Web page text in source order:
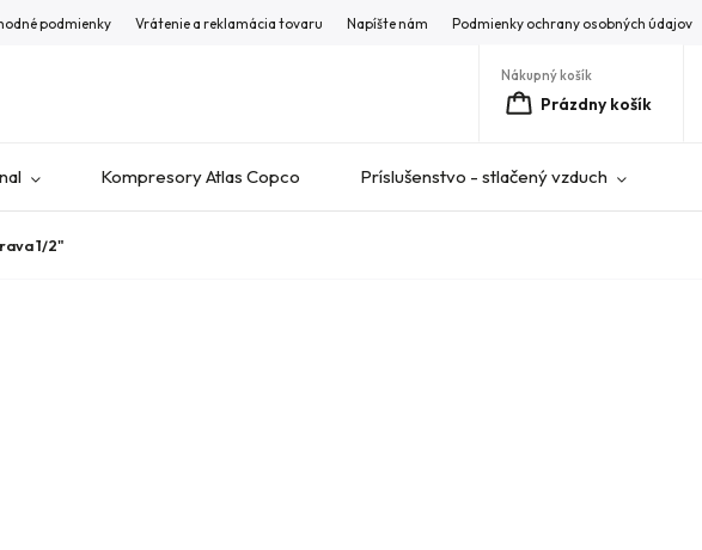
podmienky Vrátenie a reklamácia tovaru Napíšte nám Podmienky ochrany osobných údajov
Nákupný košík
Prázdny košík
Kompresory Atlas Copco Príslušenstvo - stlačený vzduch
1/2"